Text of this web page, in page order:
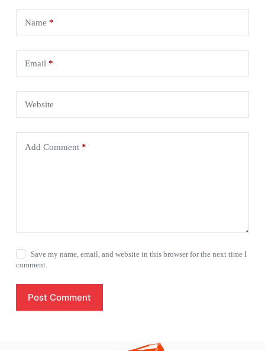
Name *
Email *
Website
Add Comment*
Save my name, email, and website in this browser for the next time I
comment.
Post Comment